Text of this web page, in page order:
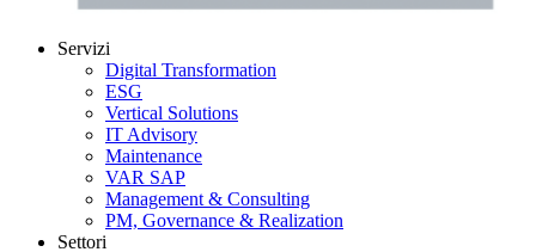
Servizi
Digital Transformation
ESG
Vertical Solutions
IT Advisory
Maintenance
VAR SAP
Management & Consulting
PM, Governance & Realization
Settori